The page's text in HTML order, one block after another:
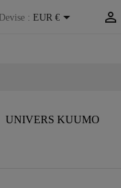
Devise : EUR € 
UNIVERS KUUMO